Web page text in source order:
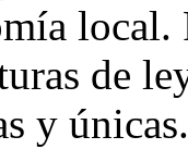
local.
de
y únicas.